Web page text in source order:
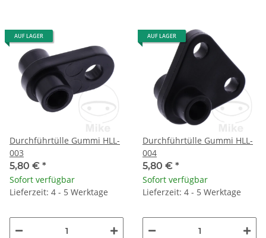
AUF LAGER
Durchführtülle Gummi HLL-
003
5,80 € *
Sofort verfügbar
Lieferzeit: 4 - 5 Werktage
AUF LAGER
Durchführtülle Gummi HLL-
004
5,80 € *
Sofort verfügbar
Lieferzeit: 4 - 5 Werktage